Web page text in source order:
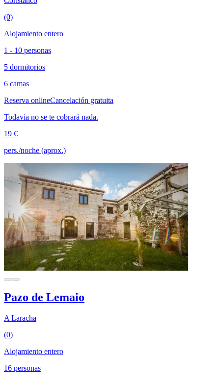
(0)
Alojamiento entero
1 - 10 personas
5 dormitorios
6 camas
Reserva onlineCancelación gratuita
Todavía no se te cobrará nada.
19 €
pers./noche (aprox.)
Pazo de Lemaio
A Laracha
(0)
Alojamiento entero
16 personas